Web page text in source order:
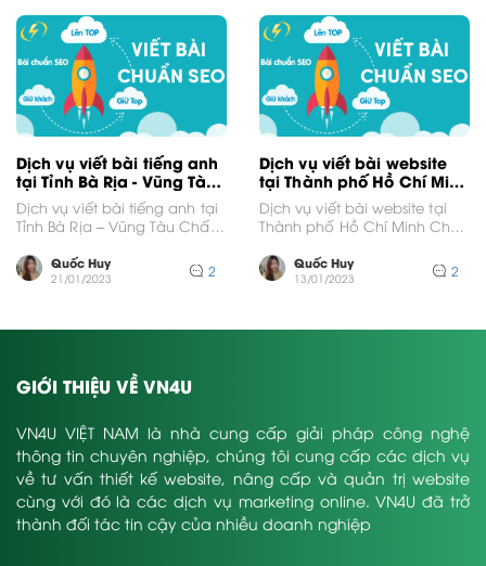
Dịch vụ viết bài tiếng anh
tại Tỉnh Bà Rịa - Vũng Tàu
Chất Lượng Lên Top
Google
Dịch vụ viết bài tiếng anh tại
Tỉnh Bà Rịa – Vũng Tàu Chất
Quốc Huy
21/01/2023 2
Dịch vụ viết bài website
tại Thành phố Hồ Chí Minh
Chất Lượng Lên Top
Google
Dịch vụ viết bài website tại
Thành phố Hồ Chí Minh Chất
trường...Quốc Huy
13/01/2023 2
GIỚI THIỆU VỀ VN4U
VN4U VIỆT NAM là nhà cung cấp giải pháp công nghệ
thông tin chuyên nghiệp, chúng tôi cung cấp các dịch vụ
về tư vấn thiết kế website, nâng cấp và quản trị website
cùng với đó là các dịch vụ marketing online. VN4U đã trở
thành đối tác tin cậy của nhiều doanh nghiệp